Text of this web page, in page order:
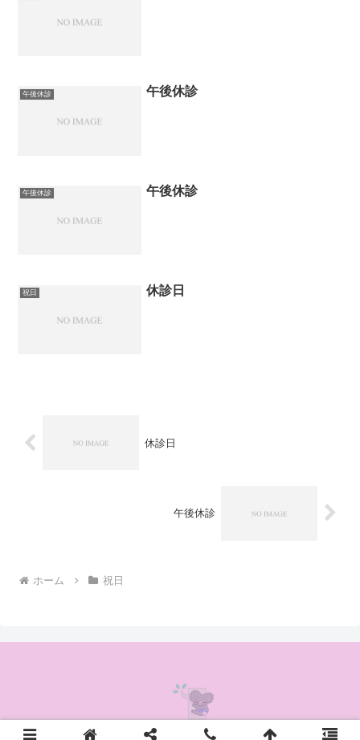
午後休診 午後休診
午後休診 午後休診
祝日 休診日
休診日
午後休診
ホーム 祝日
© 2020 かんの耳鼻咽喉科クリニック.